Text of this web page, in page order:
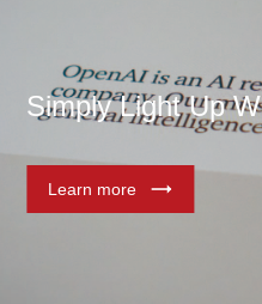
Simply
Learn more